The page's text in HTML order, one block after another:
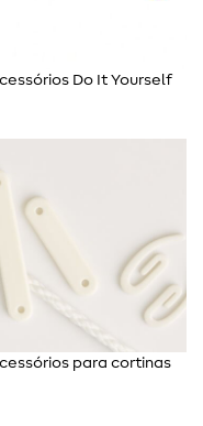
Do It Yourself
para cortinas